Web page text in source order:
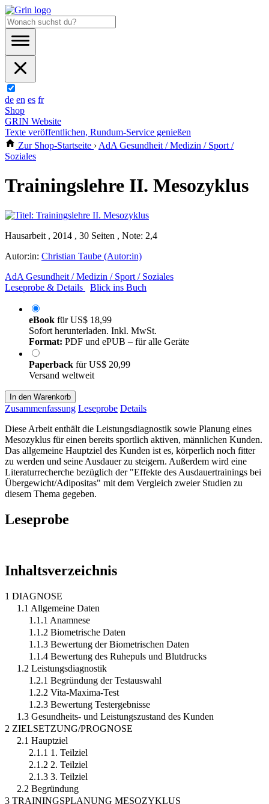
de en es fr
Shop
GRIN Website
Texte veröffentlichen, Rundum-Service genießen
Zur Shop-Startseite › AdA Gesundheit / Medizin / Sport /
Soziales
Trainingslehre II. Mesozyklus
Hausarbeit , 2014 , 30 Seiten , Note: 2,4
Autor:in: Christian Taube (Autor:in)
AdA Gesundheit / Medizin / Sport / Soziales
Leseprobe & Details
Blick ins Buch
eBook fürUS$ 18,99
Sofort herunterladen. Inkl. MwSt.
Format: PDF und ePUB – für alle Geräte
Paperback fürUS$ 20,99
Versand weltweit
In den Warenkorb
Zusammenfassung Leseprobe Details
Diese Arbeit enthält die Leistungsdiagnostik sowie Planung eines
Mesozyklus für einen bereits sportlich aktiven, männlichen Kunden.
Das allgemeine Hauptziel des Kunden ist es, körperlich noch fitter
zu werden und seine Ausdauer zu steigern. Außerdem wird eine
Literaturrecherche bezüglich der "Effekte des Ausdauertrainings bei
Übergewicht/Adipositas" mit dem Vergleich zweier Studien zu
diesem Thema gegeben.
Leseprobe
Inhaltsverzeichnis
1 DIAGNOSE
1.1 Allgemeine Daten
1.1.1 Anamnese
1.1.2 Biometrische Daten
1.1.3 Bewertung der Biometrischen Daten
1.1.4 Bewertung des Ruhepuls und Blutdrucks
1.2 Leistungsdiagnostik
1.2.1 Begründung der Testauswahl
1.2.2 Vita-Maxima-Test
1.2.3 Bewertung Testergebnisse
1.3 Gesundheits- und Leistungszustand des Kunden
2 ZIELSETZUNG/PROGNOSE
2.1 Hauptziel
2.1.1 1. Teilziel
2.1.2 2. Teilziel
2.1.3 3. Teilziel
2.2 Begründung
3 TRAININGSPLANUNG MESOZYKLUS